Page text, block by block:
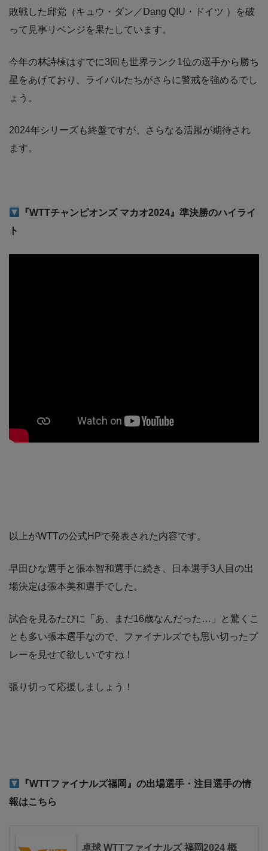
敗戦した邱党（キュウ・ダン／Dang QIU・ドイツ ）を破
って見事リベンジを果たしています。
今年の林詩棟はすでに3回も世界ランク1位の選手から勝ち
星をあげており、ライバルたちがさらに警戒を強めるでし
ょう。
2024年シリーズも終盤ですが、さらなる活躍が期待され
ます。
『WTTチャンピオンズ マカオ2024』準決勝のハイライ
ト
以上がWTTの公式HPで発表された内容です。
早田ひな選手と張本智和選手に続き、日本選手3人目の出
場決定は張本美和選手でした。
試合を見るたびに「あ、まだ16歳なんだった…」と驚くこ
とも多い張本選手なので、ファイナルズでも思い切ったプ
レーを見せて欲しいですね！
張り切って応援しましょう！
『WTTファイナルズ福岡 』の出場選手・注目選手の情
報はこちら
卓球 WTTファイナルズ 福岡2024 概